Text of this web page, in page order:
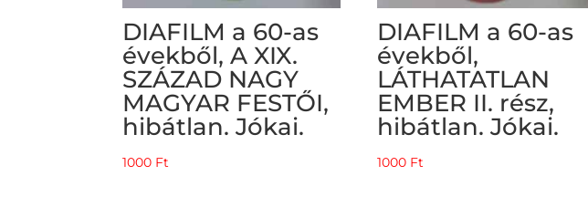
DIAFILM a 60-as
évekből, A XIX.
SZÁZAD NAGY
MAGYAR FESTŐI,
hibátlan. Jókai.
1000 Ft
DIAFILM a 60-as
évekből,
LÁTHATATLAN
EMBER II. rész,
hibátlan. Jókai.
1000 Ft